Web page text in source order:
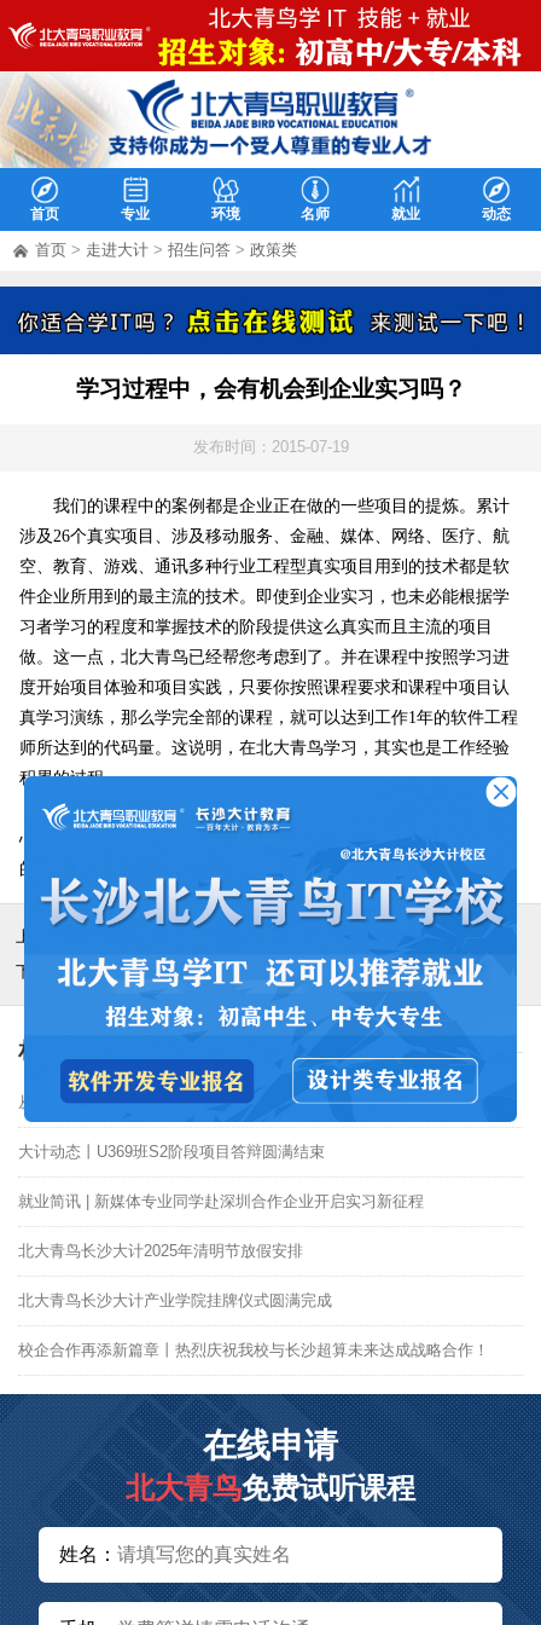
首页 专业 环境 名师 就业 动态
首页> 走进大计> 招生问答> 政策类
学习过程中，会有机会到企业实习吗？
发布时间：2015-07-19
我们的课程中的案例都是企业正在做的一些项目的提炼。累计
涉及26个真实项目、涉及移动服务、金融、媒体、网络、医疗、航
空、教育、游戏、通讯多种行业工程型真实项目用到的技术都是软
件企业所用到的最主流的技术。即使到企业实习，也未必能根据学
习者学习的程度和掌握技术的阶段提供这么真实而且主流的项目
做。这一点，北大青鸟已经帮您考虑到了。并在课程中按照学习进
度开始项目体验和项目实践，只要你按照课程要求和课程中项目认
真学习演练，那么学完全部的课程，就可以达到工作1年的软件工程
师所达到的代码量。这说明，在北大青鸟学习，其实也是工作经验
积累的过程。
同时，我们中心的签约企业在经常将项目拿到中心来，依靠中
心的学员、教师资源完成项目，这种类似实习的情况以后你会遇见
的。
上一篇：
下一篇：长沙大计北大青鸟招生要求一网打尽!
相关阅读
从课堂到商业实战！长沙大计学员独立开发软件项目成功交付！
大计动态丨U369班S2阶段项目答辩圆满结束
就业简讯 | 新媒体专业同学赴深圳合作企业开启实习新征程
北大青鸟长沙大计2025年清明节放假安排
北大青鸟长沙大计产业学院挂牌仪式圆满完成
校企合作再添新篇章丨热烈庆祝我校与长沙超算未来达成战略合作！
在线申请
北大青鸟免费试听课程
姓名：